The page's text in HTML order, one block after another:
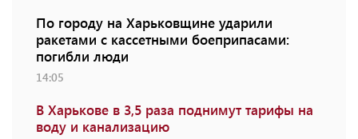
По городу на Харьковщине ударили
ракетами с кассетными боеприпасами:
погибли люди
14:05
В Харькове в 3,5 раза поднимут тарифы на
воду и канализацию